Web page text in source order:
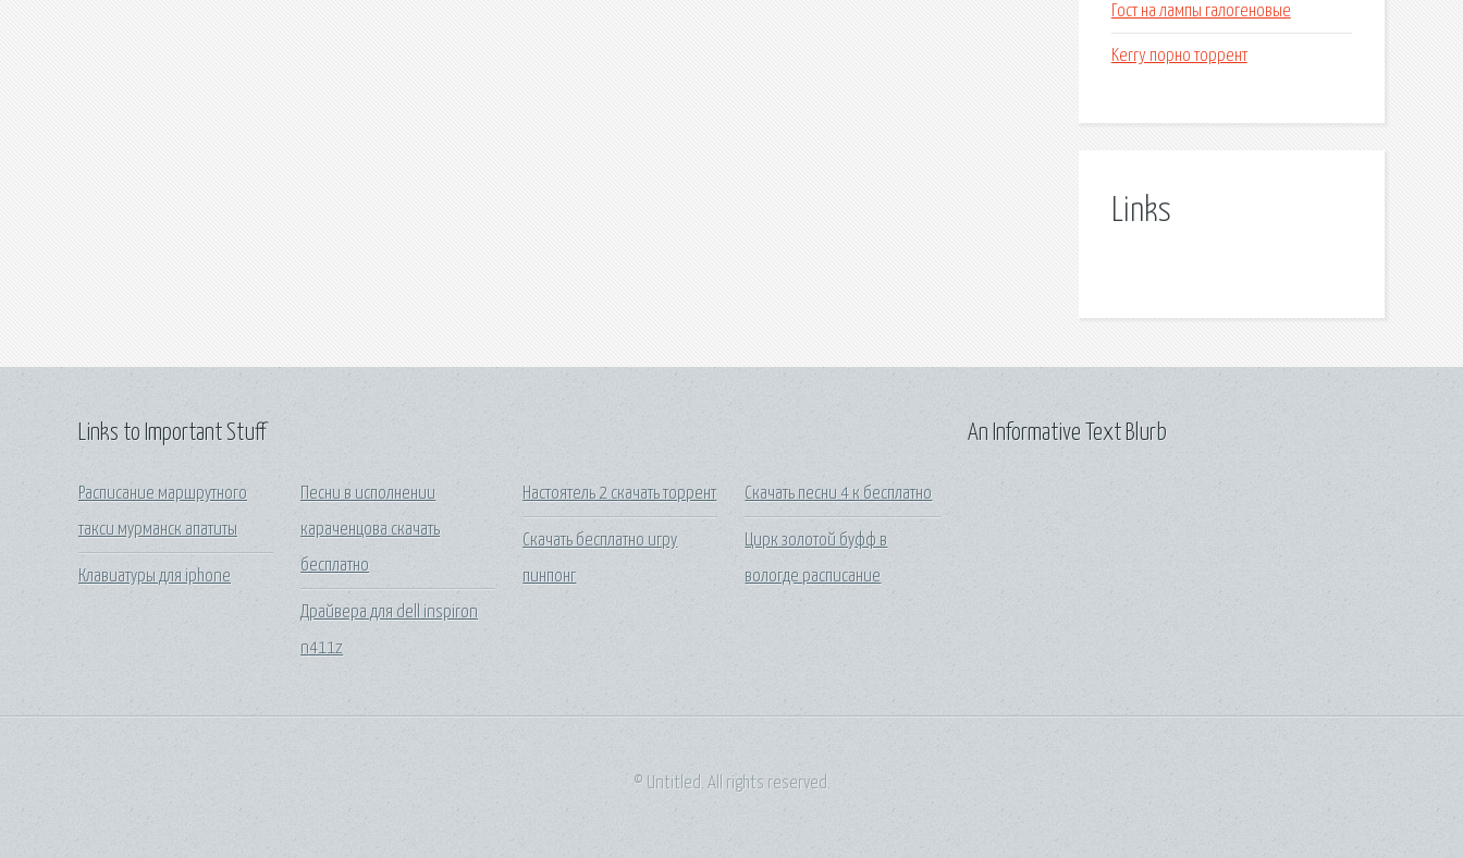
Гост на лампы галогеновые
Kerry порно торрент
Links
Links to Important Stuff
Расписание маршрутного
такси мурманск апатиты
Клавиатуры для iphone
Песни в исполнении
караченцова скачать
бесплатно
Драйвера для dell inspiron
n411z
Настоятель 2 скачать торрент
Скачать бесплатно игру
пинпонг
Скачать песни 4 к бесплатно
Цирк золотой буфф в
вологде расписание
An Informative Text Blurb
© Untitled. All rights reserved.